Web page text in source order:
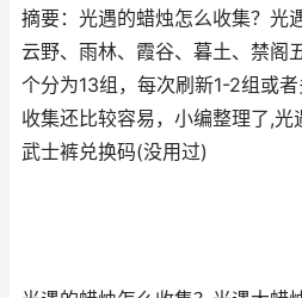
摘要：光遇的蜡烛怎么收集？光
云野、雨林、霞谷、暮土、禁阁
个分为13组，每次刷新1-2组或
收集还比较容易，小编整理了,
武士裤兑换码(没用过)